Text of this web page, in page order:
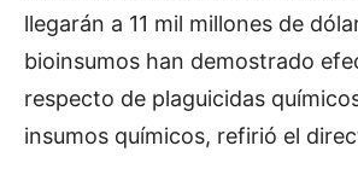
llegarán a 11 mil millones de
bioinsumos han demostrado
respecto de plaguicidas
insumos químicos, refirió el